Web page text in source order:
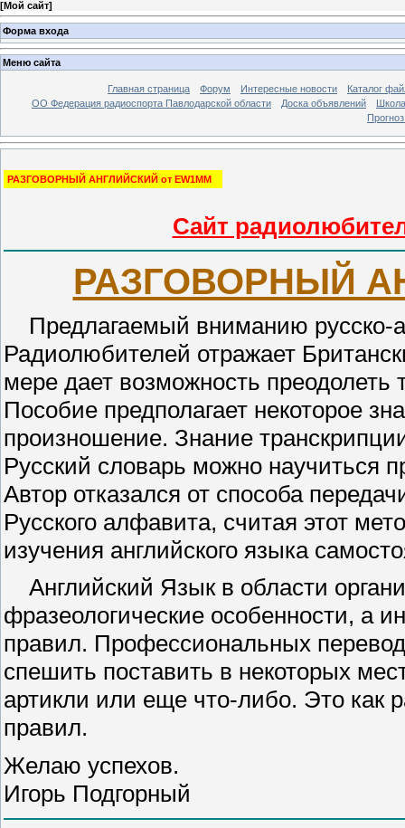
[Мой сайт]
Форма входа
Меню сайта
Главная страница Форум Интересные новости
Каталог
ОО Федерация радиоспорта Павлодарской области
Доска объявлений
РАЗГОВОРНЫЙ АНГЛИЙСКИЙ от EW1MM
Сайт
РАЗГОВОРНЫЙ
Предлагаемый вниманию русско-
Радиолюбителей отражает
мере дает возможность
Пособие предполагает некоторое
произношение. Знание
Русский словарь можно научиться
Автор отказался от способа
Русского алфавита, считая этот
изучения английского языка
Английский Язык в области
фразеологические особенности, а
правил. Профессиональных
спешить поставить в некоторых
артикли или еще что-либо. Это как
правил.
Желаю успехов.
Игорь Подгорный